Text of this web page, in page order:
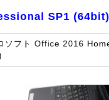
SP1 (64bit)
ソフト Office 2016